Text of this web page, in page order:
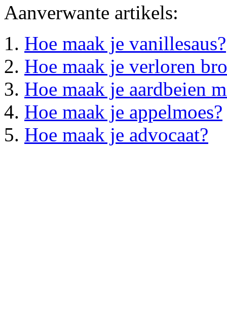
Aanverwante artikels:
Hoe maak je vanillesaus?
Hoe maak je verloren
Hoe maak je aardbeien
Hoe maak je appelmoes?
Hoe maak je advocaat?